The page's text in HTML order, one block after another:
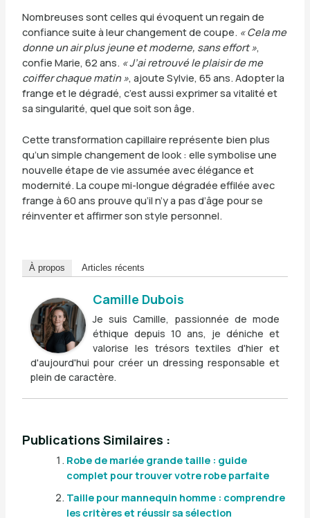
Nombreuses sont celles qui évoquent un regain de
confiance suite à leur changement de coupe. « Cela me
donne un air plus jeune et moderne, sans effort »,
confie Marie, 62 ans. « J’ai retrouvé le plaisir de me
coiffer chaque matin », ajoute Sylvie, 65 ans. Adopter la
frange et le dégradé, c’est aussi exprimer sa vitalité et
sa singularité, quel que soit son âge.
Cette transformation capillaire représente bien plus
qu’un simple changement de look : elle symbolise une
nouvelle étape de vie assumée avec élégance et
modernité. La coupe mi-longue dégradée effilée avec
frange à 60 ans prouve qu’il n’y a pas d’âge pour se
réinventer et affirmer son style personnel.
À propos Articles récents
Camille Dubois
Je suis Camille, passionnée de mode
éthique depuis 10 ans, je déniche et
valorise les trésors textiles d'hier et
d'aujourd'hui pour créer un dressing responsable et
plein de caractère.
Publications Similaires :
Robe de mariée grande taille : guide
complet pour trouver votre robe parfaite
Taille pour mannequin homme : comprendre
les critères et réussir sa sélection